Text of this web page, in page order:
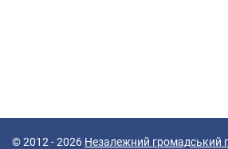
© 2012 - 2026 Незалежний громадський